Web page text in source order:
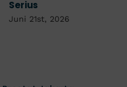
Juni 14th, 2026